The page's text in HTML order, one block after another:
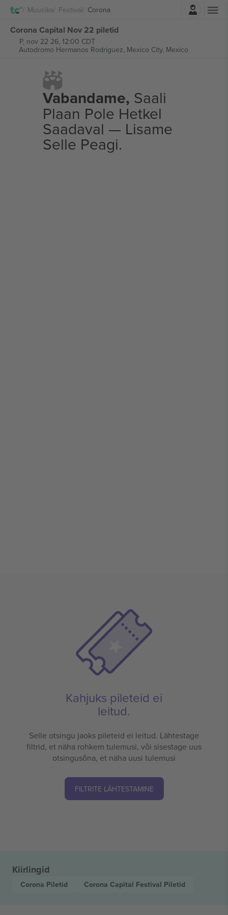
Muusika Festival Corona
Corona Capital Nov 22 piletid
P, nov 22 26, 12:00 CDT
Autodromo Hermanos Rodriguez, Mexico City, Mexico
Vabandame, Saali
Plaan Pole Hetkel
Saadaval — Lisame
Selle Peagi.
Kahjuks pileteid ei
leitud.
Selle otsingu jaoks pileteid ei leitud. Lähtestage
filtrid, et näha rohkem tulemusi, või sisestage uus
otsingusõna, et näha uusi tulemusi
FILTRITE LÄHTESTAMINE
Kiirlingid
Corona Piletid Corona Capital Festival Piletid